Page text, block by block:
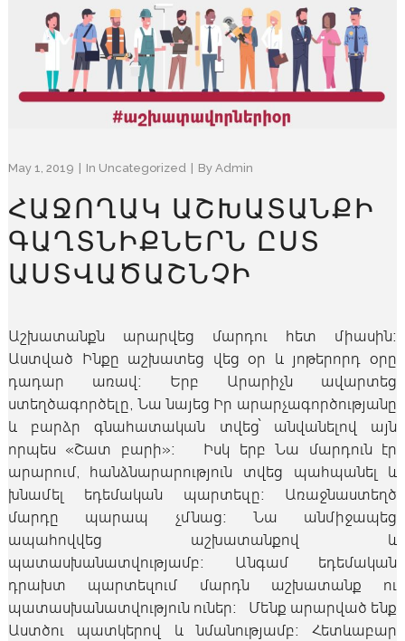
May 1, 2019 In Uncategorized By Admin
ՀԱՋՈՂԱԿ ԱՇԽԱՏԱՆՔԻ
ԳԱՂՏՆԻՔՆԵՐՆ ԸՍՏ
ԱՍՏՎԱԾԱՇՆՉԻ
Աշխատանքն արարվեց մարդու հետ միասին։
Աստված Ինքը աշխատեց վեց օր և յոթերորդ օրը
դադար առավ։ Երբ Արարիչն ավարտեց
ստեղծագործելը, Նա նայեց Իր արարչագործությանը
և բարձր գնահատական տվեց՝ անվանելով այն
որպես «Շատ բարի»։ Իսկ երբ Նա մարդուն էր
արարում, հանձնարարություն տվեց պահպանել և
խնամել եդեմական պարտեզը։ Առաջնաստեղծ
մարդը պարապ չմնաց։ Նա անմիջապեց
ապահովվեց աշխատանքով և
պատասխանատվությամբ։ Անգամ եդեմական
դրախտ պարտեզում մարդն աշխատանք ու
պատասխանատվություն ուներ։ Մենք արարված ենք
Աստծու պատկերով և նմանությամբ։ Հետևաբար